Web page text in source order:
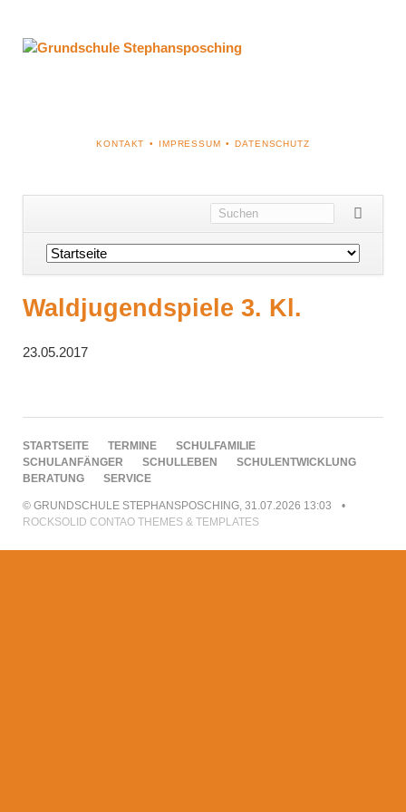
NAVIGATION
KONTAKT IMPRESSUM DATENSCHUTZ
Navigation
überspringen
Waldjugendspiele 3. Kl.
23.05.2017
NAVIGATION
ÜBERSPRINGEN
STARTSEITE TERMINE
SCHULFAMILIE
SCHULANFÄNGER
SCHULLEBEN
SCHULENTWICKLUNG
BERATUNG
SERVICE
© GRUNDSCHULE STEPHANSPOSCHING, 31.07.2026 13:03
ROCKSOLID CONTAO THEMES & TEMPLATES